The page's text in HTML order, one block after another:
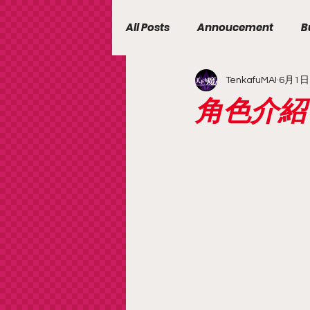
All Posts Annoucement
角色介
TenkafuMA! 6月1日